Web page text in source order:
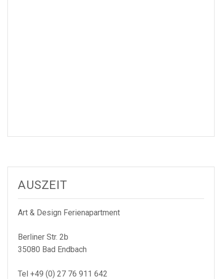
AUSZEIT
Art & Design Ferienapartment
Berliner Str. 2b
35080 Bad Endbach
Tel +49 (0) 27 76 911 642